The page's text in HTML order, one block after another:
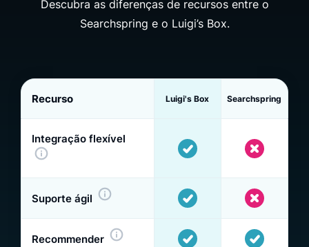
Descubra as diferenças de recursos entre o
Searchspring e o Luigi’s Box.
Recurso Luigi's Box Searchspring
Integração flexível
Suporte ágil
Recommender